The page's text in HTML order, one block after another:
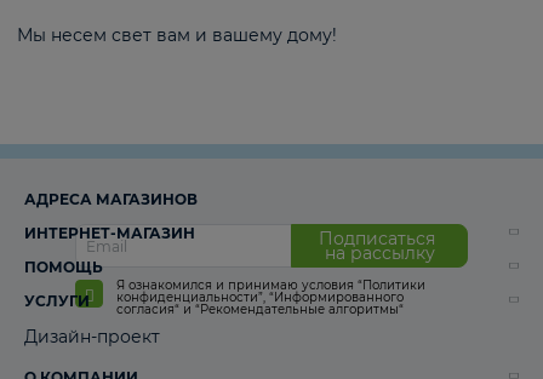
Мы несем свет вам и вашему дому!
Подписаться
на рассылку
Я ознакомился и принимаю условия “Политики
конфиденциальности”, “Информированного
согласия“ и “Рекомендательные алгоритмы“
АДРЕСА МАГАЗИНОВ
ИНТЕРНЕТ-МАГАЗИН
ПОМОЩЬ
УСЛУГИ
Дизайн-проект